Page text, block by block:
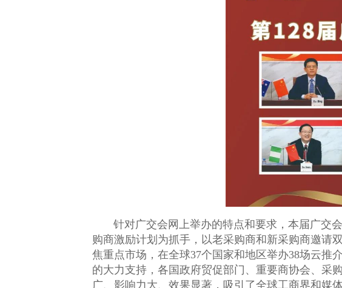
针对广交会网上举办的特点和要求，本届广交
购商激励计划为抓手，以老采购商和新采购商邀请
焦重点市场，在全球37个国家和地区举办38场云推
的大力支持，各国政府贸促部门、重要商协会、采
广、影响力大、效果显著，吸引了全球工商界和媒